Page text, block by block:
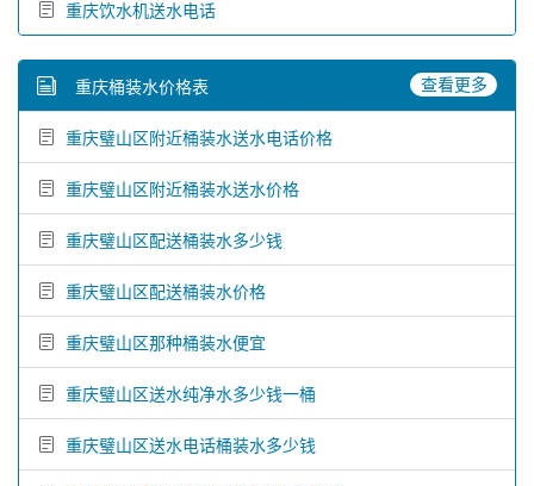
重庆饮水机送水电话
重庆桶装水价格表 查看更多
重庆璧山区附近桶装水送水电话价格
重庆璧山区附近桶装水送水价格
重庆璧山区配送桶装水多少钱
重庆璧山区配送桶装水价格
重庆璧山区那种桶装水便宜
重庆璧山区送水纯净水多少钱一桶
重庆璧山区送水电话桶装水多少钱